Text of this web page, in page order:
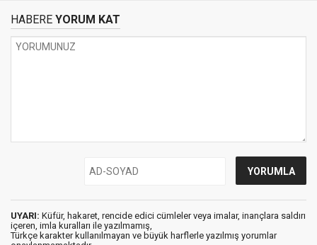
HABERE YORUM KAT
UYARI: Küfür, hakaret, rencide edici cümleler veya imalar, inançlara saldırı
içeren, imla kuralları ile yazılmamış,
Türkçe karakter kullanılmayan ve büyük harflerle yazılmış yorumlar